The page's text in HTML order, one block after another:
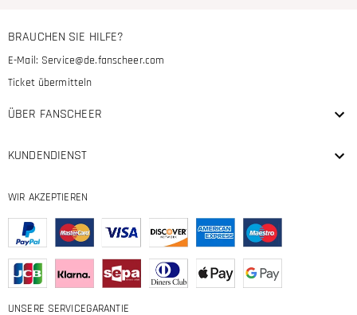
BRAUCHEN SIE HILFE?
E-Mail: Service@de.fanscheer.com
Ticket übermitteln
ÜBER FANSCHEER
KUNDENDIENST
WIR AKZEPTIEREN
UNSERE SERVICEGARANTIE